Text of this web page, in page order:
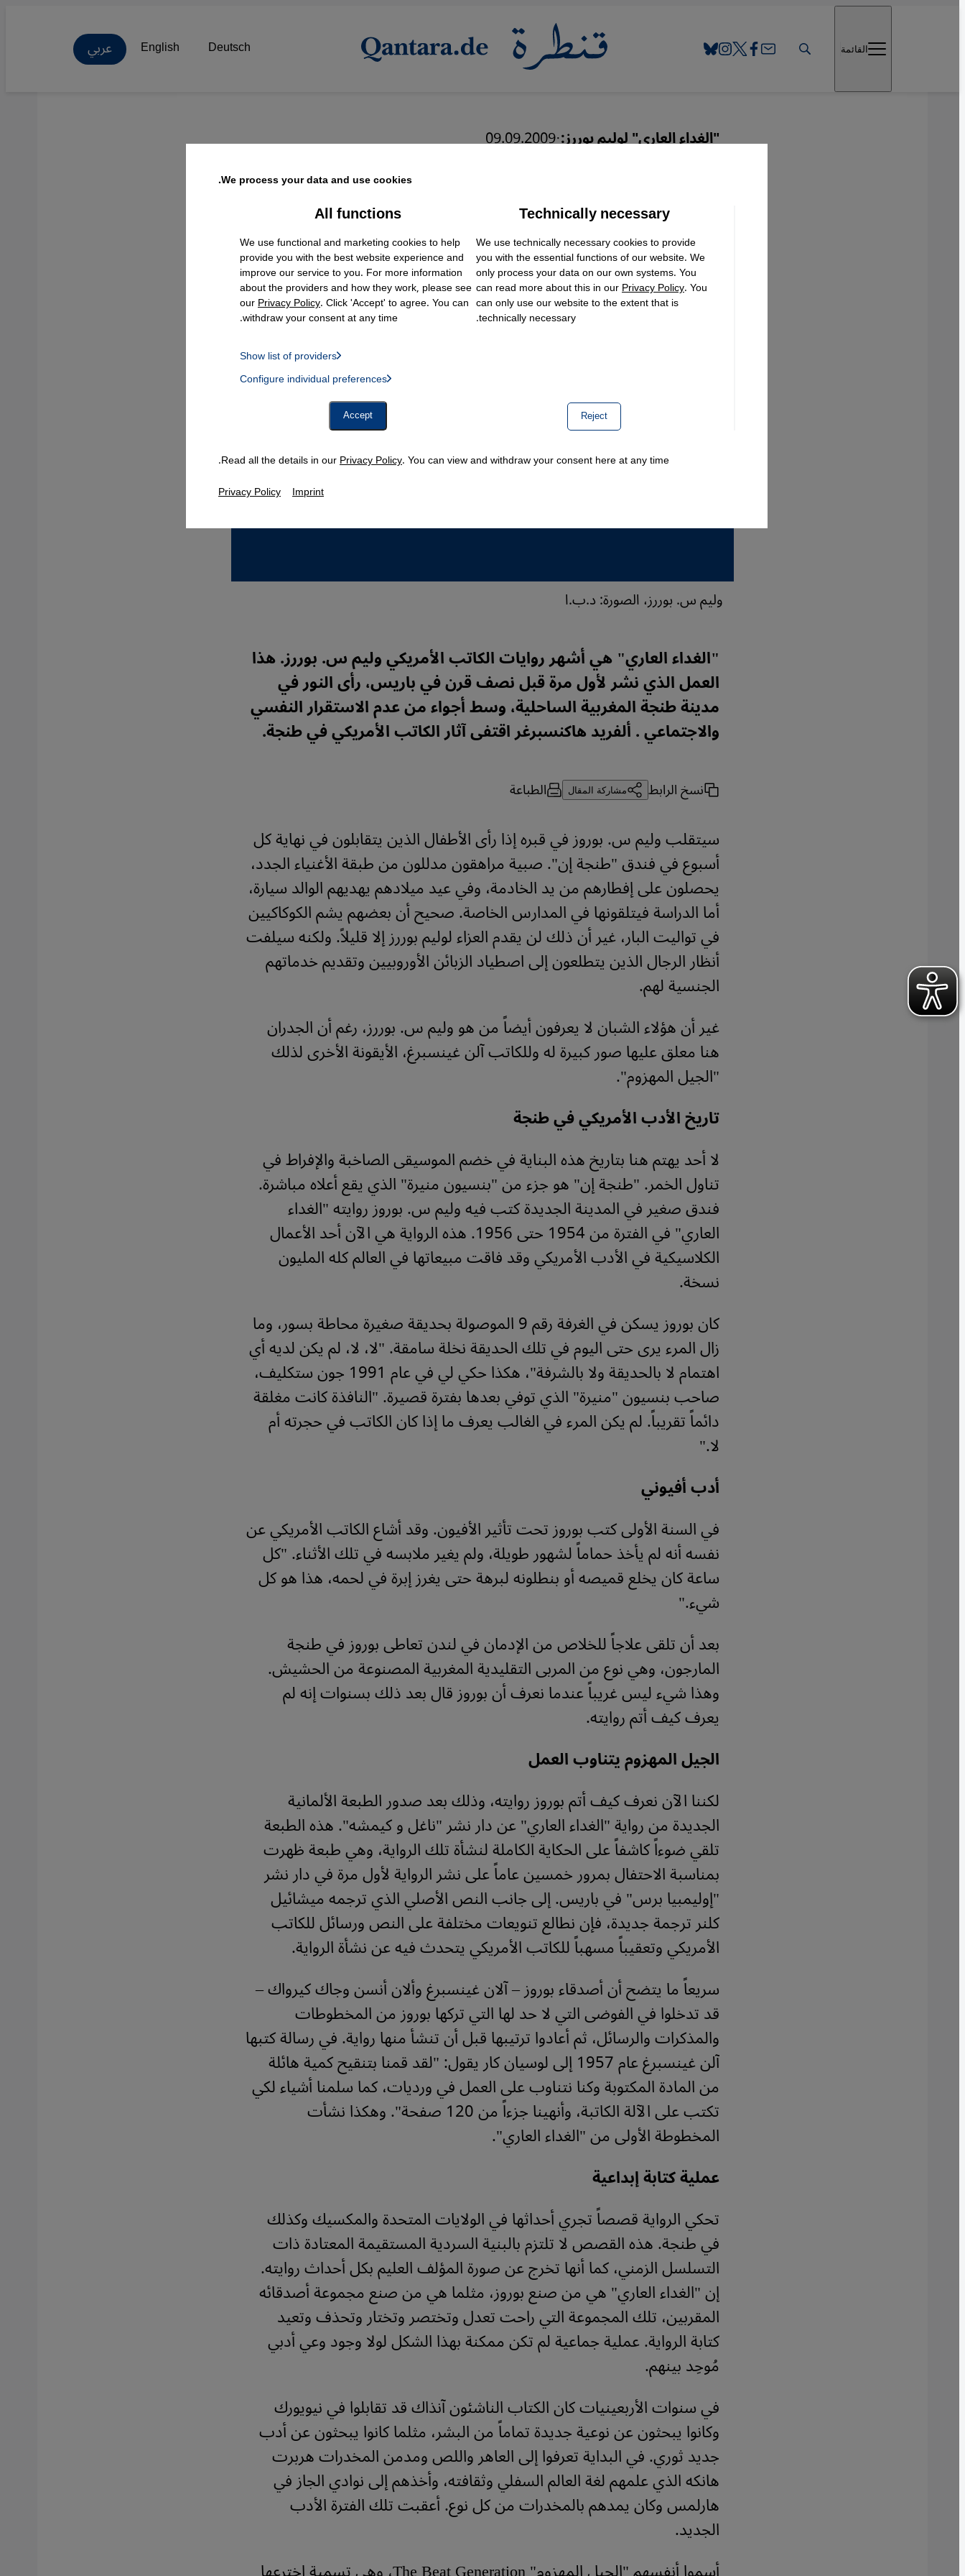
Direkt zum Inhalt springen
Deutsch
English عربي القائمة
"الغداء العاري" لوليم بوررز:·
09.09.2009
عربي
وليم س. بوررز، الصورة: د.ب.ا
"الغداء العاري" هي أشهر روايات الكاتب الأمريكي وليم س. بوررز. هذا
العمل الذي نشر لأول مرة قبل نصف قرن في باريس، رأى النور في
مدينة طنجة المغربية الساحلية، وسط أجواء من عدم الاستقرار النفسي
والاجتماعي . ألفريد هاكنسبرغر اقتفى آثار الكاتب الأمريكي في طنجة.
نسخ الرابط مشاركة المقال الطباعة
سيتقلب وليم س. بوروز في قبره إذا رأى الأطفال الذين يتقابلون في نهاية كل
أسبوع في فندق "طنجة إن". صبية مراهقون مدللون من طبقة الأغنياء الجدد،
يحصلون على إفطارهم من يد الخادمة، وفي عيد ميلادهم يهديهم الوالد سيارة،
أما الدراسة فيتلقونها في المدارس الخاصة. صحيح أن بعضهم يشم الكوكاكيين
في تواليت البار، غير أن ذلك لن يقدم العزاء لوليم بوررز إلا قليلاً. ولكنه سيلفت
أنظار الرجال الذين يتطلعون إلى اصطياد الزبائن الأوروبيين وتقديم خدماتهم
الجنسية لهم.
غير أن هؤلاء الشبان لا يعرفون أيضاً من هو وليم س. بوررز، رغم أن الجدران
هنا معلق عليها صور كبيرة له وللكاتب آلن غينسبرغ، الأيقونة الأخرى لذلك
"الجيل المهزوم".
تاريخ الأدب الأمريكي في طنجة
لا أحد يهتم هنا بتاريخ هذه البناية في خضم الموسيقى الصاخبة والإفراط في
تناول الخمر. "طنجة إن" هو جزء من "بنسيون منيرة" الذي يقع أعلاه مباشرة.
فندق صغير في المدينة الجديدة كتب فيه وليم س. بوروز روايته "الغداء
العاري" في الفترة من 1954 حتى 1956. هذه الرواية هي الآن أحد الأعمال
الكلاسيكية في الأدب الأمريكي وقد فاقت مبيعاتها في العالم كله المليون
نسخة.
كان بوروز يسكن في الغرفة رقم 9 الموصولة بحديقة صغيرة محاطة بسور، وما
زال المرء يرى حتى اليوم في تلك الحديقة نخلة سامقة. "لا، لا، لم يكن لديه أي
اهتمام لا بالحديقة ولا بالشرفة"، هكذا حكي لي في عام 1991 جون ستكليف،
صاحب بنسيون "منيرة" الذي توفي بعدها بفترة قصيرة. "النافذة كانت مغلقة
دائماً تقريباً. لم يكن المرء في الغالب يعرف ما إذا كان الكاتب في حجرته أم
لا."
أدب أفيوني
في السنة الأولى كتب بوروز تحت تأثير الأفيون. وقد أشاع الكاتب الأمريكي عن
نفسه أنه لم يأخذ حماماً لشهور طويلة، ولم يغير ملابسه في تلك الأثناء. "كل
ساعة كان يخلع قميصه أو بنطلونه لبرهة حتى يغرز إبرة في لحمه، هذا هو كل
شيء."
بعد أن تلقى علاجاً للخلاص من الإدمان في لندن تعاطى بوروز في طنجة
المارجون، وهي نوع من المربى التقليدية المغربية المصنوعة من الحشيش.
وهذا شيء ليس غريباً عندما نعرف أن بوروز قال بعد ذلك بسنوات إنه لم
يعرف كيف أتم روايته.
الجيل المهزوم يتناوب العمل
لكننا الآن نعرف كيف أتم بوروز روايته، وذلك بعد صدور الطبعة الألمانية
الجديدة من رواية "الغداء العاري" عن دار نشر "ناغل و كيمشه". هذه الطبعة
تلقي ضوءاً كاشفاً على الحكاية الكاملة لنشأة تلك الرواية، وهي طبعة ظهرت
بمناسبة الاحتفال بمرور خمسين عاماً على نشر الرواية لأول مرة في دار نشر
"إوليمبيا برس" في باريس. إلى جانب النص الأصلي الذي ترجمه ميشائيل
كلنر ترجمة جديدة، فإن نطالع تنويعات مختلفة على النص ورسائل للكاتب
الأمريكي وتعقيباً مسهباً للكاتب الأمريكي يتحدث فيه عن نشأة الرواية.
سريعاً ما يتضح أن أصدقاء بوروز – آلان غينسبرغ وألان أنسن وجاك كيرواك –
قد تدخلوا في الفوضى التي لا حد لها التي تركها بوروز من المخطوطات
والمذكرات والرسائل، ثم أعادوا ترتيبها قبل أن تنشأ منها رواية. في رسالة كتبها
آلن غينسبرغ عام 1957 إلى لوسيان كار يقول: "لقد قمنا بتنقيح كمية هائلة
من المادة المكتوبة وكنا نتناوب على العمل في ورديات، كما سلمنا أشياء لكي
تكتب على الآلة الكاتبة، وأنهينا جزءاً من 120 صفحة". وهكذا نشأت
المخطوطة الأولى من "الغداء العاري".
عملية كتابة إبداعية
تحكي الرواية قصصاً تجري أحداثها في الولايات المتحدة والمكسيك وكذلك
في طنجة. هذه القصص لا تلتزم بالبنية السردية المستقيمة المعتادة ذات
التسلسل الزمني، كما أنها تخرج عن صورة المؤلف العليم بكل أحداث روايته.
إن "الغداء العاري" هي من صنع بوروز، مثلما هي من صنع مجموعة أصدقائه
المقربين، تلك المجموعة التي راحت تعدل وتختصر وتختار وتحذف وتعيد
كتابة الرواية. عملية جماعية لم تكن ممكنة بهذا الشكل لولا وجود وعي أدبي
مُوحِد بينهم.
في سنوات الأربعينيات كان الكتاب الناشئون آنذاك قد تقابلوا في نيويورك
وكانوا يبحثون عن نوعية جديدة تماماً من البشر، مثلما كانوا يبحثون عن أدب
جديد ثوري. في البداية تعرفوا إلى العاهر واللص ومدمن المخدرات هربرت
هانكه الذي علمهم لغة العالم السفلي وثقافته، وأخذهم إلى نوادي الجاز في
هارلمس وكان يمدهم بالمخدرات من كل نوع. أعقبت تلك الفترة الأدب
الجديد.
We process your data and use cookies.
Technically necessary
We use technically necessary cookies to provide
you with the essential functions of our website. We
only process your data on our own systems. You
can read more about this in ourPrivacy Policy. You
can only use our website to the extent that is
technically necessary.
Reject
All functions
We use functional and marketing cookies to help
provide you with the best website experience and
improve our service to you. For more information
about the providers and how they work, please see
ourPrivacy Policy. Click 'Accept' to agree. You can
withdraw your consent at any time.
Show list of providers
Google Maps Embed, Google Tag Manager, Instagram Embed, Twitter Embed, Youtube Embed
Facebook Embed / Facebook Connect
Twitter Embed
Instagram Embed
Youtube Embed
Google Maps Embed
Configure individual preferences
Accept
Read all the details in ourPrivacy Policy. You can view and withdraw your consent here at any time.
Privacy Policy Imprint